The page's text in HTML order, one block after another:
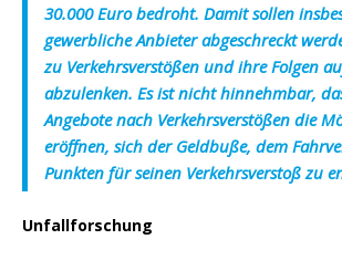
30.000 Euro bedroht. Damit sollen
gewerbliche Anbieter abgeschreckt
zu Verkehrsverstößen und ihre Folgen
abzulenken. Es ist nicht hinnehmbar,
Angebote nach Verkehrsverstößen die
eröffnen, sich der Geldbuße, dem
Punkten für seinen Verkehrsverstoß zu
Unfallforschung